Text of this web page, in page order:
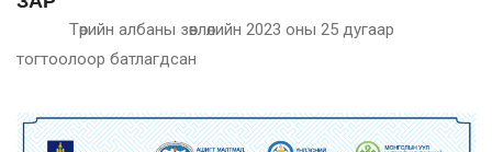
Төрийн албаны зөвлөлийн 2023 оны 25 дугаар
тогтоолоор батлагдсан